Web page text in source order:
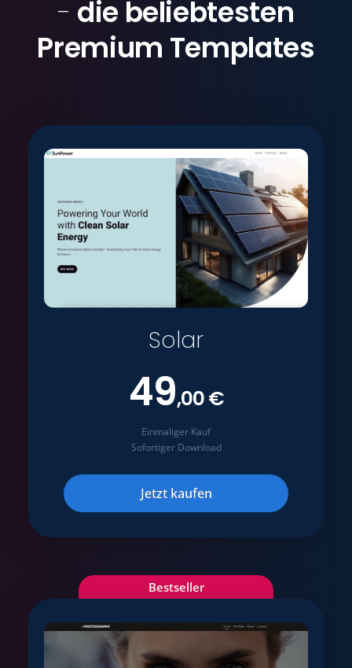
- die beliebtesten
Premium Templates
Solar
49,00 €
Einmaliger Kauf
Sofortiger Download
Jetzt kaufen
Bestseller